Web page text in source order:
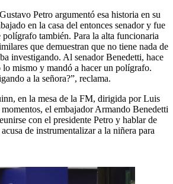
Petro argumentó esa historia en su
en la casa del entonces senador y fue
polígrafo también. Para la alta funcionaria
que demuestran que no tiene nada de
investigando. Al senador Benedetti, hace
lo mismo y mandó a hacer un polígrafo.
a la señora?”, reclama.
en la mesa de la FM, dirigida por Luis
el embajador Armando Benedetti
con el presidente Petro y hablar de
de instrumentalizar a la niñera para